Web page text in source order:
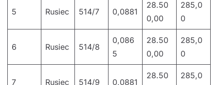
5 Rusiec 514/7 0,0881
28.50
0,00
285,0
0
6 Rusiec 514/8
0,086
5
28.50
0,00
285,0
0
7 Rusiec 514/9 0,0881
28.50
285,0